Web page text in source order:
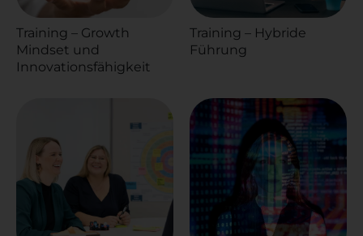
Training – Growth
Mindset und
Innovationsfähigkeit
Training – Hybride
Führung